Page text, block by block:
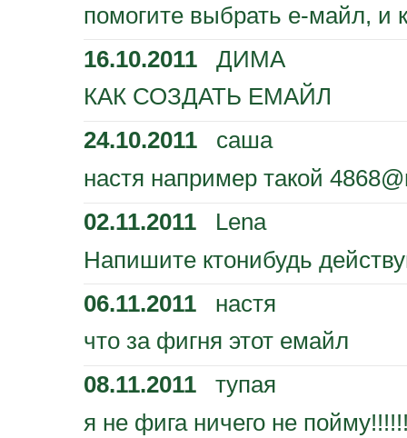
помогите выбрать е-майл, и
16.10.2011 ДИМА
КАК СОЗДАТЬ ЕМАЙЛ
24.10.2011 саша
настя например такой
02.11.2011 Lena
Напишите ктонибудь
06.11.2011 настя
что за фигня этот емайл
08.11.2011 тупая
я не фига ничего не